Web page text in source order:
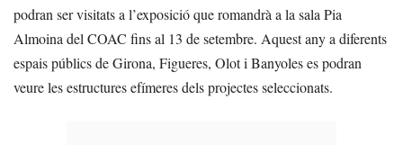
podran ser visitats a l’exposició que romandrà a la sala Pia
Almoina del COAC fins al 13 de setembre. Aquest any a diferents
espais públics de Girona, Figueres, Olot i Banyoles es podran
veure les estructures efímeres dels projectes seleccionats.